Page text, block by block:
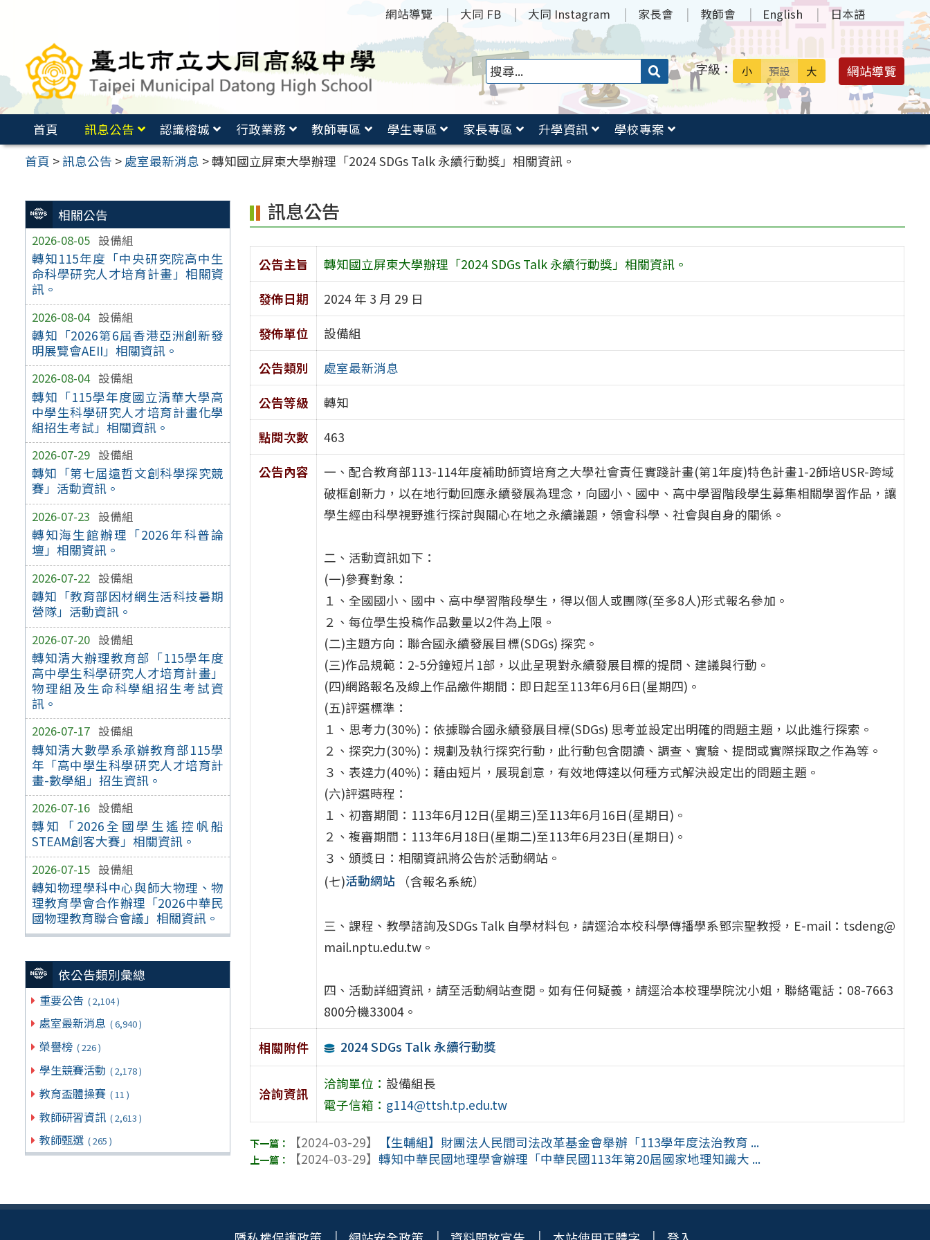
要
容
網站導覽 大同 FB 大同 Instagram 家長會 教師會 English 日本語
搜
送出 字級： 小 預設 大 網站導覽
首頁 訊息公告 認識榕城 行政業務 教師專區 學生專區 家長專區 升學資訊
學校專案
首頁 >訊息公告 > 處室最新消息 >轉知國立屏東大學辦理「2024 SDGs Talk 永續行動獎」相關資訊。
相關公告
2026-08-05 設備組
轉知115年度「中央研究院高中生
命科學研究人才培育計畫」相關資
訊。
2026-08-04 設備組
轉知「2026第6屆香港亞洲創新發
明展覽會AEII」相關資訊。
2026-08-04 設備組
轉知「115學年度國立清華大學高
中學生科學研究人才培育計畫化學
組招生考試」相關資訊。
2026-07-29 設備組
轉知「第七屆遠哲文創科學探究競
賽」活動資訊。
2026-07-23 設備組
轉知海生館辦理「2026年科普論
壇」相關資訊。
2026-07-22 設備組
轉知「教育部因材網生活科技暑期
營隊」活動資訊。
2026-07-20 設備組
轉知清大辦理教育部「115學年度
高中學生科學研究人才培育計畫」
物理組及生命科學組招生考試資
訊。
2026-07-17 設備組
轉知清大數學系承辦教育部115學
年「高中學生科學研究人才培育計
畫-數學組」招生資訊。
2026-07-16 設備組
轉知「2026全國學生遙控帆船
STEAM創客大賽」相關資訊。
2026-07-15 設備組
轉知物理學科中心與師大物理、物
理教育學會合作辦理「2026中華民
國物理教育聯合會議」相關資訊。
依公告類別彙總
重要公告 ( 2,104 )
處室最新消息 ( 6,940 )
榮譽榜 ( 226 )
學生競賽活動 ( 2,178 )
教育盃體操賽 ( 11 )
教師研習資訊 ( 2,613 )
教師甄選 ( 265 )
訊息公告
公告主旨
轉知國立屏東大學辦理「2024 SDGs Talk 永續行動獎」相關資訊。
發佈日期
2024 年 3 月 29 日
發佈單位
設備組
公告類別
處室最新消息
公告等級
轉知
點閱次數
463
公告內容
一、配合教育部113-114年度補助師資培育之大學社會責任實踐計畫(第1年度)特色計畫1-2師培USR-跨域
破框創新力，以在地行動回應永續發展為理念，向國小、國中、高中學習階段學生募集相關學習作品，讓
學生經由科學視野進行探討與關心在地之永續議題，領會科學、社會與自身的關係。
二、活動資訊如下：
(一)參賽對象：
１、全國國小、國中、高中學習階段學生，得以個人或團隊(至多8人)形式報名參加。
２、每位學生投稿作品數量以2件為上限。
(二)主題方向：聯合國永續發展目標(SDGs) 探究。
(三)作品規範：2-5分鐘短片1部，以此呈現對永續發展目標的提問、建議與行動。
(四)網路報名及線上作品繳件期間：即日起至113年6月6日(星期四)。
(五)評選標準：
１、思考力(30%)：依據聯合國永續發展目標(SDGs) 思考並設定出明確的問題主題，以此進行探索。
２、探究力(30%)：規劃及執行探究行動，此行動包含閱讀、調查、實驗、提問或實際採取之作為等。
３、表達力(40%)：藉由短片，展現創意，有效地傳達以何種方式解決設定出的問題主題。
(六)評選時程：
１、初審期間：113年6月12日(星期三)至113年6月16日(星期日)。
２、複審期間：113年6月18日(星期二)至113年6月23日(星期日)。
３、頒獎日：相關資訊將公告於活動網站。
(七)活動網站（含報名系統）
三、課程、教學諮詢及SDGs Talk 自學材料包，請逕洽本校科學傳播學系鄧宗聖教授，E-mail：tsdeng@
mail.nptu.edu.tw。
四、活動詳細資訊，請至活動網站查閱。如有任何疑義，請逕洽本校理學院沈小姐，聯絡電話：08-7663
800分機33004。
相關附件 2024 SDGs Talk 永續行動獎
洽詢資訊
洽詢單位： 設備組長
電子信箱： g114@ttsh.tp.edu.tw
【2024-03-29】
【生輔組】財團法人民間司法改革基金會舉辦「113學年度法治教育 ...
【2024-03-29】轉知中華民國地理學會辦理「中華民國113年第20屆國家地理知識大 ...